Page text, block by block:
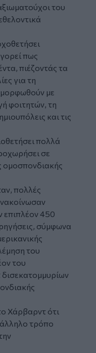
του
πως
πιέζοντάς τα
για τη
με
φοιτητών, τη
και τις
πολλά
σε
ομοσπονδιακής
πολλές
450
σύμφωνα
του
του
Χάρβαρντ ότι
τρόπο